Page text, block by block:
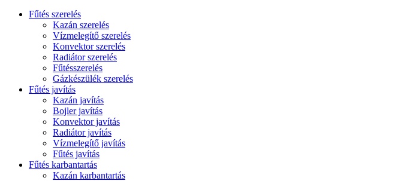
Fűtés szerelés
Kazán szerelés
Vízmelegítő szerelés
Konvektor szerelés
Radiátor szerelés
Fűtésszerelés
Gázkészülék szerelés
Fűtés javítás
Kazán javítás
Bojler javítás
Konvektor javítás
Radiátor javítás
Vízmelegítő javítás
Fűtés javítás
Fűtés karbantartás
Kazán karbantartás